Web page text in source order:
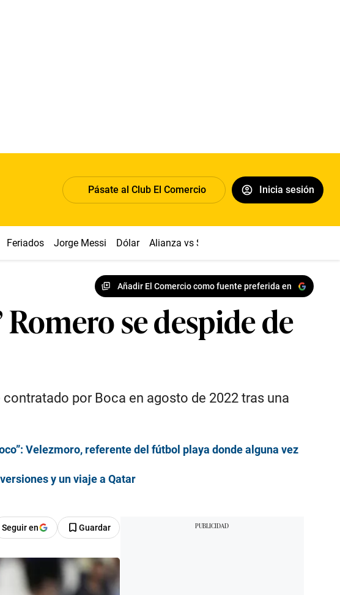
Pásate al Club El Comercio Inicia sesión
Feriados Jorge Messi Dólar Alianza vs Sport Boys
Añadir El Comercio como fuente preferida en
se despide de
por Boca en agosto de 2022 tras una
Velezmoro, referente del fútbol playa donde alguna vez
y un viaje a Qatar
Seguir en Guardar